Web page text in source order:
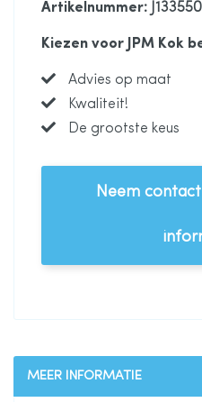
Artikelnummer:
Kiezen voor JPM Kok
Advies op maat
Kwaliteit!
De grootste keus
Neem
MEER INFORMATIE